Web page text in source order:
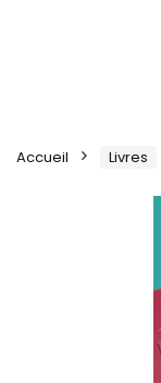
Accueil Livres